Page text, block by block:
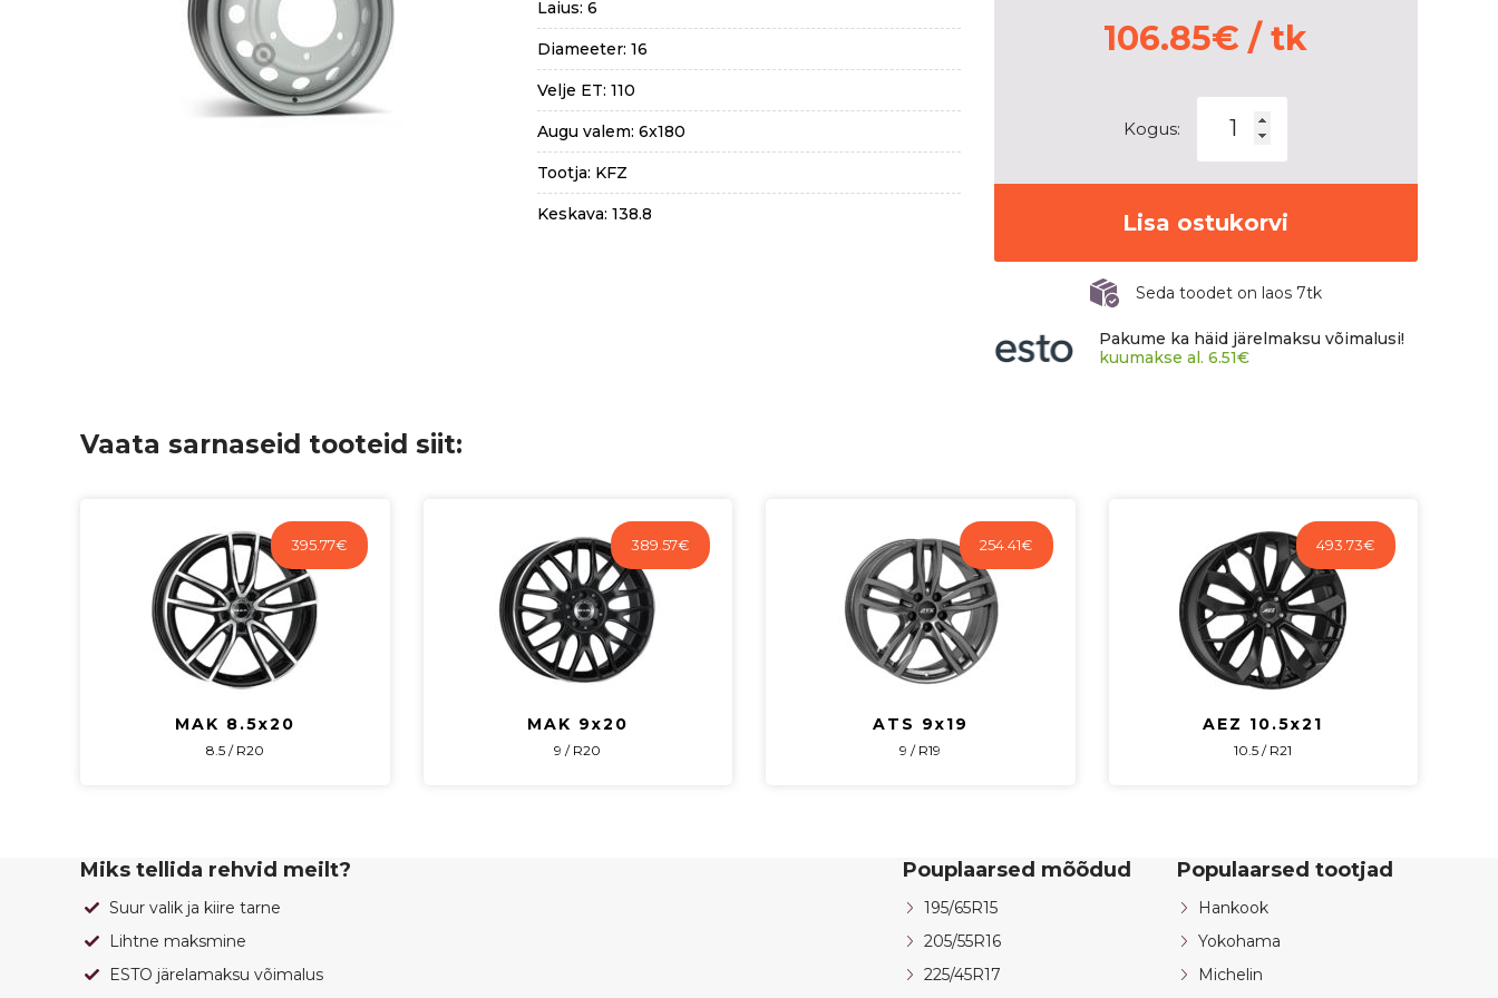
Laius: 6
Diameeter: 16
Velje ET: 110
Augu valem: 6x180
Tootja: KFZ
Keskava: 138.8
106.85€ / tk
Kogus:
9197
Silver
6x16
6x180
Flat
kogus
Lisa ostukorvi
Seda toodet on laos 7tk
Pakume ka häid järelmaksu võimalusi!
kuumakse al. 6.51€
Vaata sarnaseid tooteid siit:
395.77€
MAK 8.5x20
8.5 / R20
389.57€
MAK 9x20
9 / R20
254.41€
ATS 9x19
9 / R19
493.73€
AEZ 10.5x21
10.5 / R21
Miks tellida rehvid meilt?
Suur valik ja kiire tarne
Lihtne maksmine
ESTO järelamaksu võimalus
Pouplaarsed mõõdud
195/65R15
205/55R16
225/45R17
Populaarsed tootjad
Hankook
Yokohama
Michelin